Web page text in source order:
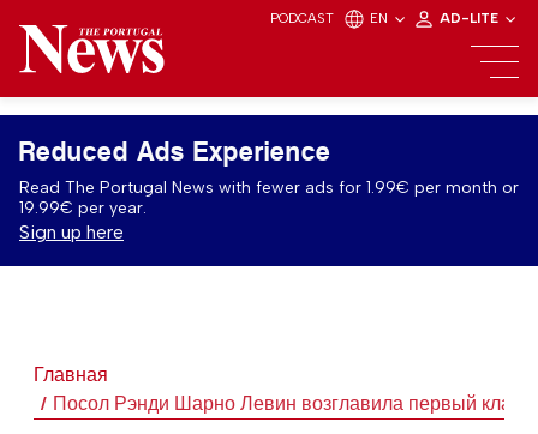
PODCAST EN AD-LITE
Reduced Ads Experience
Read The Portugal News with fewer ads for 1.99€ per month or
19.99€ per year.
Sign up here
Главная
Посол Рэнди Шарно Левин возглавила первый класс